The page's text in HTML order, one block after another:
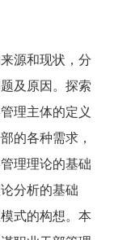
源和现状，分
及原因。探索
理主体的定义
的各种需求，
理理论的基础
分析的基础
式的构想。本